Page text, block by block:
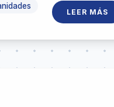
LEER MÁS